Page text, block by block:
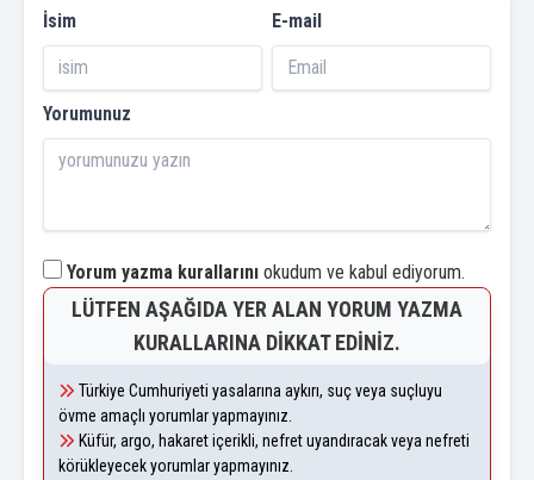
İsim E-mail
Yorumunuz
Yorum yazma kurallarını okudum ve kabul ediyorum.
LÜTFEN AŞAĞIDA YER ALAN YORUM YAZMA
KURALLARINA DIKKAT EDINIZ.
Türkiye Cumhuriyeti yasalarına aykırı, suç veya suçluyu
övme amaçlı yorumlar yapmayınız.
Küfür, argo, hakaret içerikli, nefret uyandıracak veya nefreti
körükleyecek yorumlar yapmayınız.